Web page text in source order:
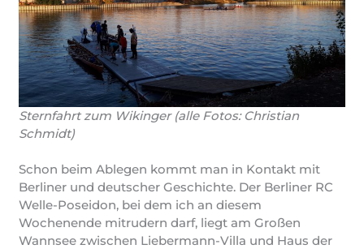
Sternfahrt zum Wikinger (alle Fotos: Christian
Schmidt)
Schon beim Ablegen kommt man in Kontakt mit
Berliner und deutscher Geschichte. Der Berliner RC
Welle-Poseidon, bei dem ich an diesem
Wochenende mitrudern darf, liegt am Großen
Wannsee zwischen Liebermann-Villa und Haus der